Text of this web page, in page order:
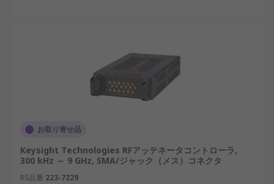
お取り寄せ品
Keysight Technologies RFアッテネータコントローラ,
300 kHz ～ 9 GHz, SMA/ジャック（メス）コネクタ
RS品番 223-7229